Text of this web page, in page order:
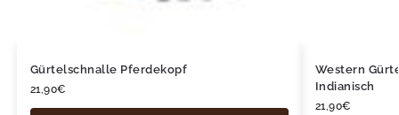
Gürtelschnalle Pferdekopf
21,90€
Western
Indianisch
21,90€